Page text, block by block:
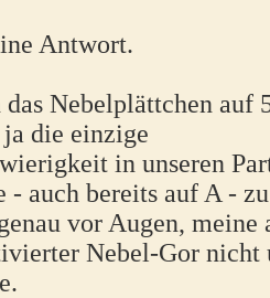
Antwort.
Nebelplättchen auf
ja die einzige
in unseren
- auch bereits auf A -
vor Augen, meine
Nebel-Gor nicht